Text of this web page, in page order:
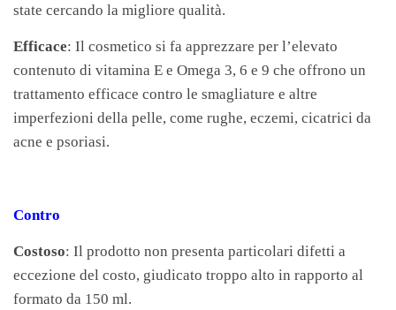
state cercando la migliore qualità.
Efficace: Il cosmetico si fa apprezzare per l’elevato
contenuto di vitamina E e Omega 3, 6 e 9 che offrono un
trattamento efficace contro le smagliature e altre
imperfezioni della pelle, come rughe, eczemi, cicatrici da
acne e psoriasi.
Contro
Costoso: Il prodotto non presenta particolari difetti a
eccezione del costo, giudicato troppo alto in rapporto al
formato da 150 ml.